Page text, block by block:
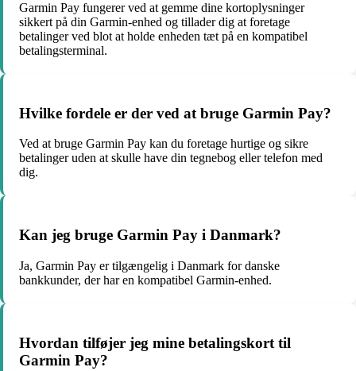
Garmin Pay fungerer ved at gemme dine kortoplysninger
sikkert på din Garmin-enhed og tillader dig at foretage
betalinger ved blot at holde enheden tæt på en kompatibel
betalingsterminal.
Hvilke fordele er der ved at bruge Garmin Pay?
Ved at bruge Garmin Pay kan du foretage hurtige og sikre
betalinger uden at skulle have din tegnebog eller telefon med
dig.
Kan jeg bruge Garmin Pay i Danmark?
Ja, Garmin Pay er tilgængelig i Danmark for danske
bankkunder, der har en kompatibel Garmin-enhed.
Hvordan tilføjer jeg mine betalingskort til
Garmin Pay?